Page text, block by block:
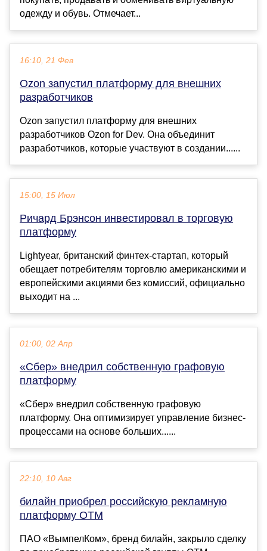
одежду и обувь. Отмечает...
16:10, 21 Фев
Ozon запустил платформу для внешних
разработчиков
Ozon запустил платформу для внешних
разработчиков Ozon for Dev. Она объединит
разработчиков, которые участвуют в создании......
15:00, 15 Июл
Ричард Брэнсон инвестировал в торговую
платформу
Lightyear, британский финтех-стартап, который
обещает потребителям торговлю американскими и
европейскими акциями без комиссий, официально
выходит на ...
01:00, 02 Апр
«Сбер» внедрил собственную графовую
платформу
«Сбер» внедрил собственную графовую
платформу. Она оптимизирует управление бизнес-
процессами на основе больших......
22:10, 10 Авг
билайн приобрел российскую рекламную
платформу ОТМ
ПАО «ВымпелКом», бренд билайн, закрыло сделку